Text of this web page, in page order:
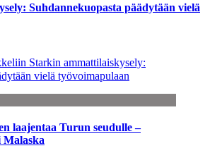
Suhdannekuopasta päädytään vielä
Starkin ammattilaiskysely:
vielä työvoimapulaan
laajentaa Turun seudulle –